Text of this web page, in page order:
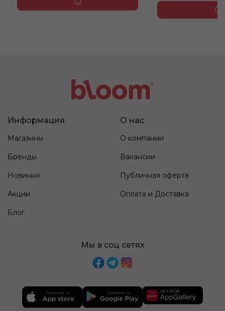
Информация
Магазины
Бренды
Новинки
Акции
Блог
О нас
О компании
Вакансии
Публичная оферта
Оплата и Доставка
Мы в соц сетях